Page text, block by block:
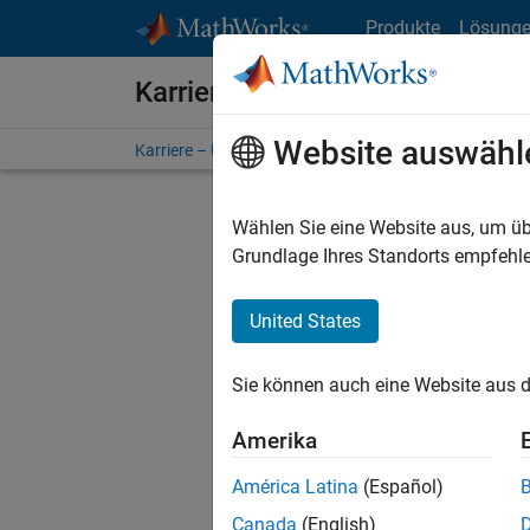
Produkte
Karriere bei MathWorks
Karriere – Übersicht Stellensuche
FILTER:
Stellen
Es
Region
Website
Wählen Sie eine Website aus, um
Grundlage Ihres Standorts
United States
Sie können auch eine Website aus
Amerika
América Latina (Español)
Canada (English)